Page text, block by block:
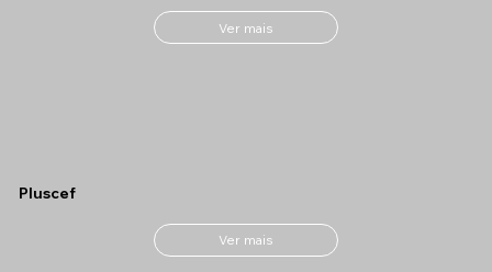
Ver mais
Pluscef
Ver mais